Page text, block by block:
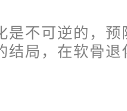
是不可逆的，
结局，在软骨